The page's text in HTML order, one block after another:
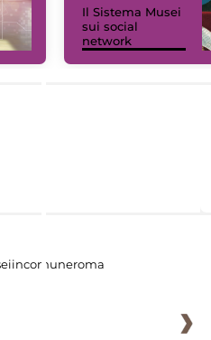
Il Sistema Musei
sui social
network